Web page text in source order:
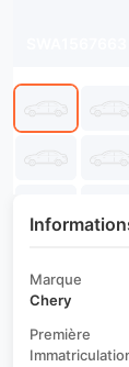
Marque
Chery
Première